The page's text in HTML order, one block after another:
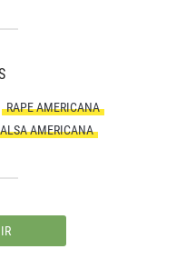
RAPE AMERICANA
AMERICANA